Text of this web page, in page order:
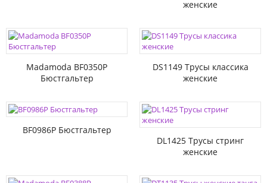
женские
Madamoda BF0350P
Бюстгальтер
DS1149 Трусы классика
женские
BF0986P Бюстгальтер
DL1425 Трусы стринг
женские